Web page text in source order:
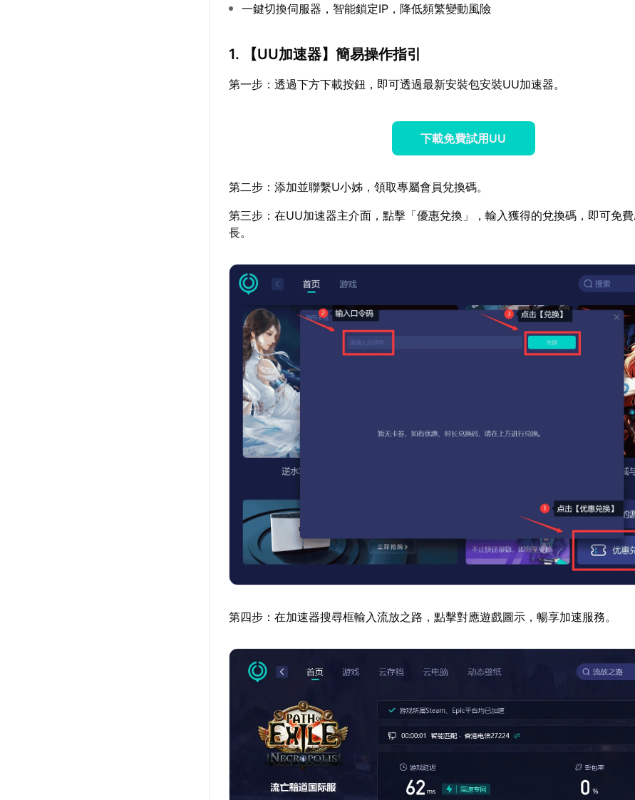
一鍵切換伺服器，智能鎖定IP，降低頻繁變動風險
1. 【UU加速器】簡易操作指引
第一步：透過下方下載按鈕，即可透過最新安裝包安裝UU加速器。
下載免費試用UU
第二步：添加並聯繫U小姊，領取專屬會員兌換碼。
第三步：在UU加速器主介面，點擊「優惠兌換」，輸入獲得的兌換碼，即可免
長。
第四步：在加速器搜尋框輸入流放之路，點擊對應遊戲圖示，暢享加速服務。